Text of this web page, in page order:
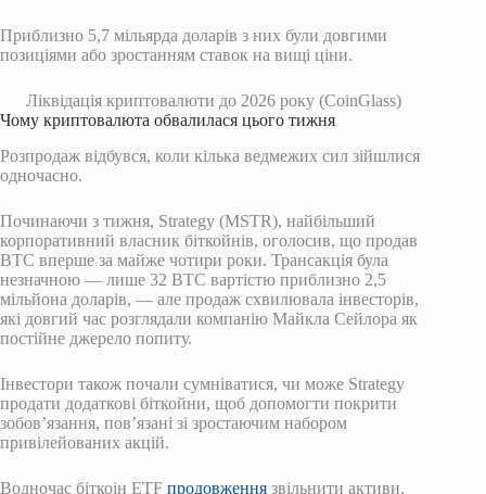
Приблизно 5,7 мільярда доларів з них були довгими
позиціями або зростанням ставок на вищі ціни.
Ліквідація криптовалюти до 2026 року (CoinGlass)
Чому криптовалюта обвалилася цього тижня
Розпродаж відбувся, коли кілька ведмежих сил зійшлися
одночасно.
Починаючи з тижня, Strategy (MSTR), найбільший
корпоративний власник біткойнів, оголосив, що продав
BTC вперше за майже чотири роки. Трансакція була
незначною — лише 32 BTC вартістю приблизно 2,5
мільйона доларів, — але продаж схвилювала інвесторів,
які довгий час розглядали компанію Майкла Сейлора як
постійне джерело попиту.
Інвестори також почали сумніватися, чи може Strategy
продати додаткові біткойни, щоб допомогти покрити
зобов’язання, пов’язані зі зростаючим набором
привілейованих акцій.
Водночас біткоін ETF продовження звільнити активи.